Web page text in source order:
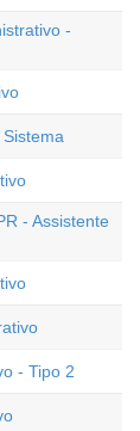
-
- Assistente
- Tipo 2